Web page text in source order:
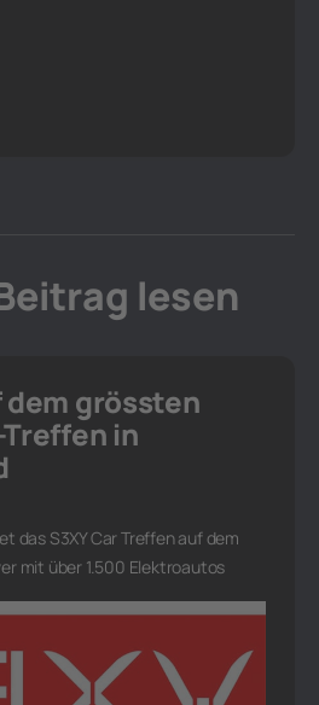
lesen
dem grössten
in
das S3XY Car Treffen auf dem
mit über 1.500 Elektroautos